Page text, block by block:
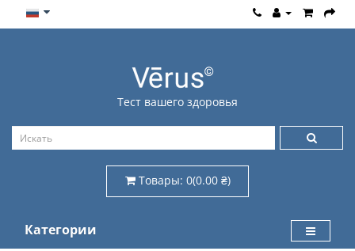
Тест вашего здоровья
Товары: 0(0.00 ₴)
Категории